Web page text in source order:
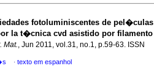
fotoluminiscentes de pel�culas
la t�cnica cvd asistido por filamento
Mat. , Jun 2011, vol.31, no.1, p.59-63. ISSN
· texto em espanhol